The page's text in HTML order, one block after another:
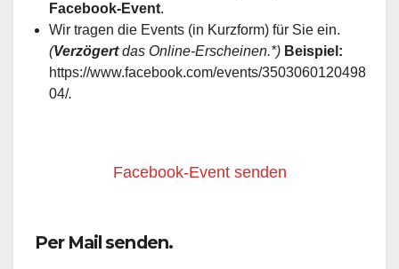
Facebook-Event.
Wir tragen die Events (in Kurzform) für Sie ein.
(Verzögertdas Online-Erscheinen.*) Beispiel:
https://www.facebook.com/events/3503060120498
04/.
Facebook-Event senden
Per Mail senden.